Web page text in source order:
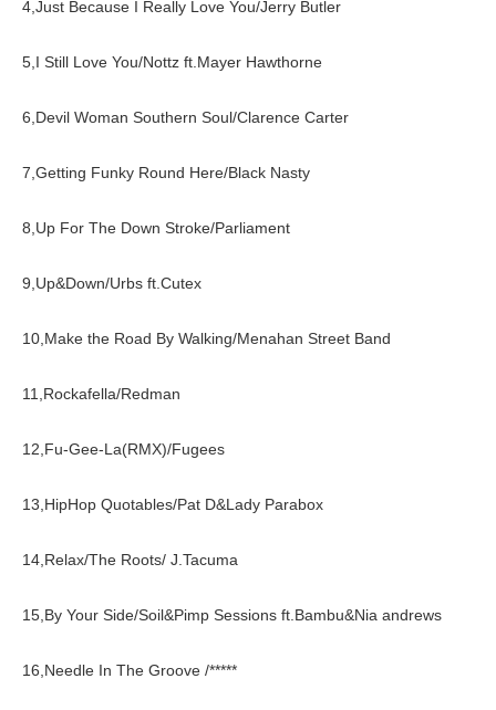
4,Just Because I Really Love You/Jerry Butler
5,I Still Love You/Nottz ft.Mayer Hawthorne
6,Devil Woman Southern Soul/Clarence Carter
7,Getting Funky Round Here/Black Nasty
8,Up For The Down Stroke/Parliament
9,Up&Down/Urbs ft.Cutex
10,Make the Road By Walking/Menahan Street Band
11,Rockafella/Redman
12,Fu-Gee-La(RMX)/Fugees
13,HipHop Quotables/Pat D&Lady Parabox
14,Relax/The Roots/ J.Tacuma
15,By Your Side/Soil&Pimp Sessions ft.Bambu&Nia andrews
16,Needle In The Groove /*****